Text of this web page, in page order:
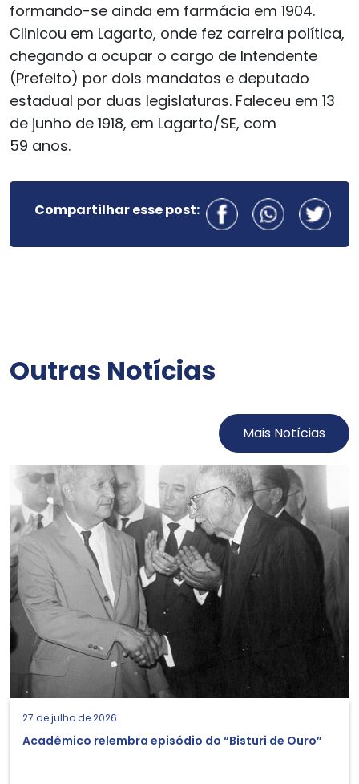
formando-se ainda em farmácia em 1904.
Clinicou em Lagarto, onde fez carreira política,
chegando a ocupar o cargo de Intendente
(Prefeito) por dois mandatos e deputado
estadual por duas legislaturas. Faleceu em 13
de junho de 1918, em Lagarto/SE, com
59 anos.
Compartilhar esse post:
Outras Notícias
Mais Notícias
27 de julho de 2026
Acadêmico relembra episódio do “Bisturi de Ouro”